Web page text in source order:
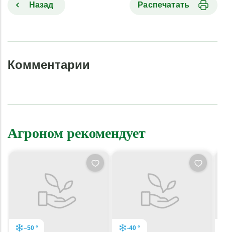
Распечатать
Назад
Комментарии
Агроном рекомендует
–50 ° -40 °